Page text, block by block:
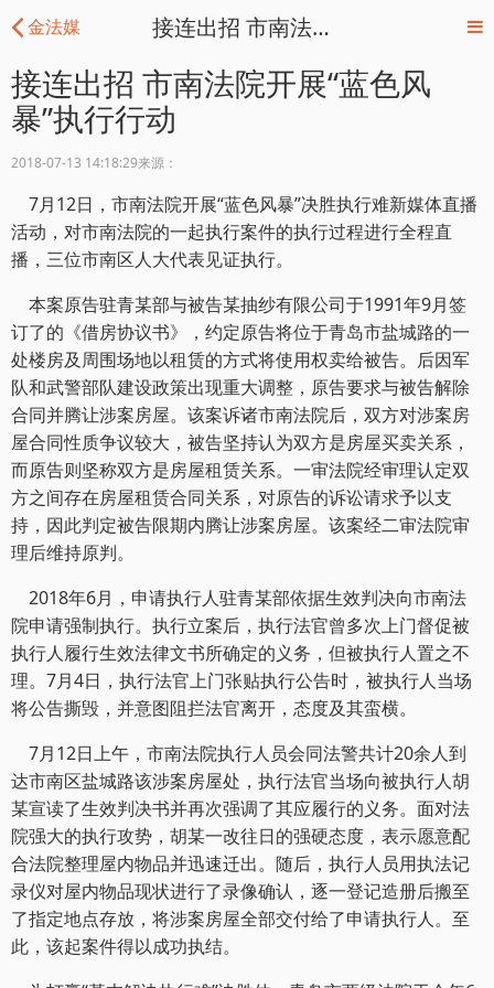
接连出招 市南法院开展“蓝色风暴”执行行动 - 金法媒
金法媒
接连出招 市南法院开展“蓝色风
暴”执行行动
2018-07-13 14:18:29来源：
7月12日，市南法院开展“蓝色风暴”决胜执行难新媒体直播
活动，对市南法院的一起执行案件的执行过程进行全程直
播，三位市南区人大代表见证执行。
本案原告驻青某部与被告某抽纱有限公司于1991年9月签
订了的《借房协议书》，约定原告将位于青岛市盐城路的一
处楼房及周围场地以租赁的方式将使用权卖给被告。后因军
队和武警部队建设政策出现重大调整，原告要求与被告解除
合同并腾让涉案房屋。该案诉诸市南法院后，双方对涉案房
屋合同性质争议较大，被告坚持认为双方是房屋买卖关系，
而原告则坚称双方是房屋租赁关系。一审法院经审理认定双
方之间存在房屋租赁合同关系，对原告的诉讼请求予以支
持，因此判定被告限期内腾让涉案房屋。该案经二审法院审
理后维持原判。
2018年6月，申请执行人驻青某部依据生效判决向市南法
院申请强制执行。执行立案后，执行法官曾多次上门督促被
执行人履行生效法律文书所确定的义务，但被执行人置之不
理。7月4日，执行法官上门张贴执行公告时，被执行人当场
将公告撕毁，并意图阻拦法官离开，态度及其蛮横。
7月12日上午，市南法院执行人员会同法警共计20余人到
达市南区盐城路该涉案房屋处，执行法官当场向被执行人胡
某宣读了生效判决书并再次强调了其应履行的义务。面对法
院强大的执行攻势，胡某一改往日的强硬态度，表示愿意配
合法院整理屋内物品并迅速迁出。随后，执行人员用执法记
录仪对屋内物品现状进行了录像确认，逐一登记造册后搬至
了指定地点存放，将涉案房屋全部交付给了申请执行人。至
此，该起案件得以成功执结。